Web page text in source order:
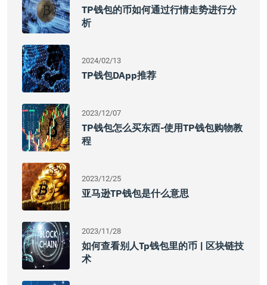
TP钱包的币如何通过行情走势进行分
析
2024/02/13
TP钱包DApp推荐
2023/12/07
TP钱包怎么买东西-使用TP钱包购物教
程
2023/12/25
亚马逊TP钱包是什么意思
2023/11/28
如何查看别人tp钱包里的币 | 区块链技
术